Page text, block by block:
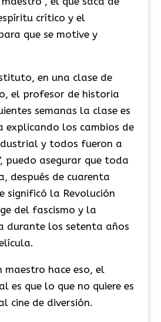
crítico y el
que se motive y
en una clase de
el profesor de historia
semanas la clase es
explicando los cambios de
y todos fueron a
puedo asegurar que toda
después de cuarenta
significó la Revolución
del fascismo y la
durante los setenta años
maestro hace eso, el
es que lo que no quiere es
cine de diversión.